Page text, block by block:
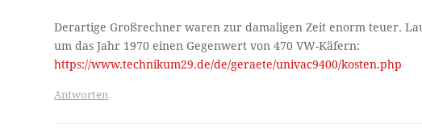
Derartige Großrechner waren zur damaligen Zeit enorm teuer.
um das Jahr 1970 einen Gegenwert von 470 VW-Käfern:
https://www.technikum29.de/de/geraete/univac9400/kosten.php
Antworten